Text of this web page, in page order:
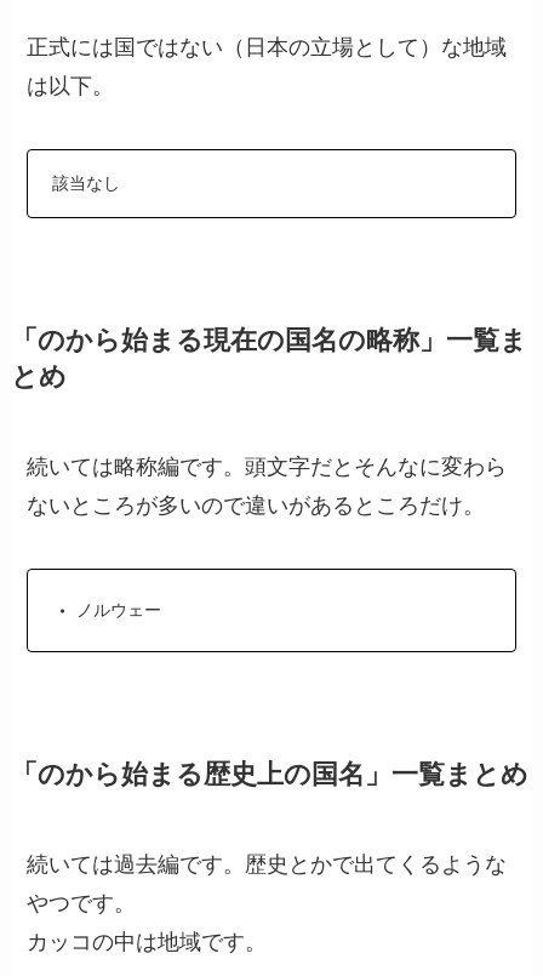
正式には国ではない（日本の立場として）な地域
は以下。
該当なし
「のから始まる現在の国名の略称」一覧ま
とめ
続いては略称編です。頭文字だとそんなに変わら
ないところが多いので違いがあるところだけ。
ノルウェー
「のから始まる歴史上の国名」一覧まとめ
続いては過去編です。歴史とかで出てくるような
やつです。
カッコの中は地域です。